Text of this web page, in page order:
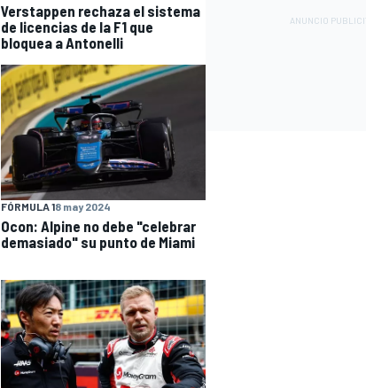
Verstappen rechaza el sistema
de licencias de la F1 que
bloquea a Antonelli
FÓRMULA 18 may 2024
Ocon: Alpine no debe "celebrar
demasiado" su punto de Miami